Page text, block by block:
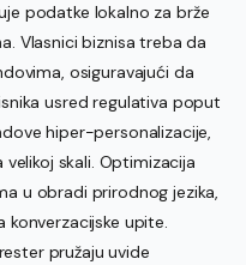
podatke lokalno za brže
Vlasnici biznisa treba da
osiguravajući da
usred regulativa poput
hiper-personalizacije,
skali. Optimizacija
u obradi prirodnog jezika,
konverzacijske upite.
pružaju uvide